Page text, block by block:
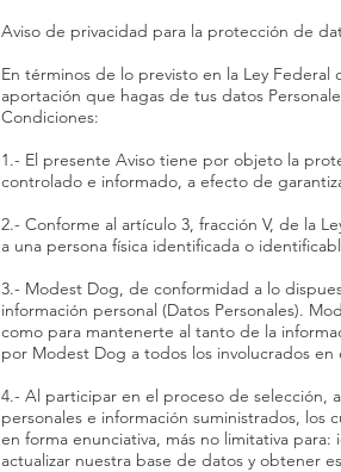
Aviso de privacidad para la protección de
En términos de lo previsto en la Ley Federal
aportación que hagas de tus datos
Condiciones:
1.- El presente Aviso tiene por objeto la
controlado e informado, a efecto de
2.- Conforme al artículo 3, fracción V, de la
a una persona física identificada o
3.- Modest Dog, de conformidad a lo
información personal (Datos Personales).
como para mantenerte al tanto de la
por Modest Dog a todos los involucrados en
4.- Al participar en el proceso de selección,
personales e información suministrados, los
en forma enunciativa, más no limitativa
actualizar nuestra base de datos y obtener